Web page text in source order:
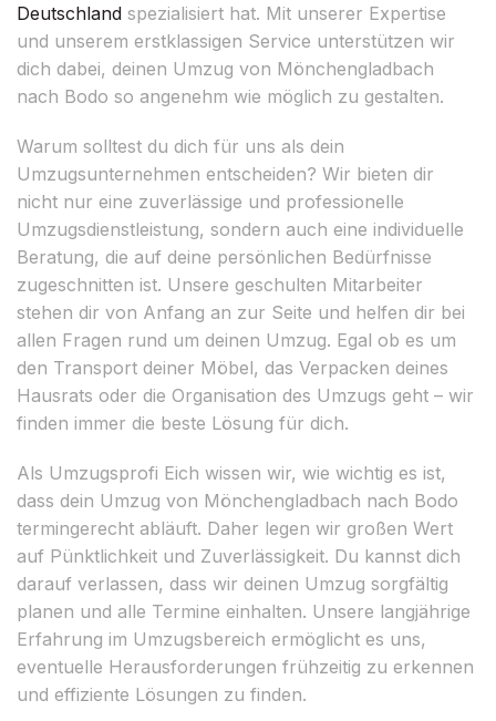
Deutschland spezialisiert hat. Mit unserer Expertise
und unserem erstklassigen Service unterstützen wir
dich dabei, deinen Umzug von Mönchengladbach
nach Bodo so angenehm wie möglich zu gestalten.
Warum solltest du dich für uns als dein
Umzugsunternehmen entscheiden? Wir bieten dir
nicht nur eine zuverlässige und professionelle
Umzugsdienstleistung, sondern auch eine individuelle
Beratung, die auf deine persönlichen Bedürfnisse
zugeschnitten ist. Unsere geschulten Mitarbeiter
stehen dir von Anfang an zur Seite und helfen dir bei
allen Fragen rund um deinen Umzug. Egal ob es um
den Transport deiner Möbel, das Verpacken deines
Hausrats oder die Organisation des Umzugs geht – wir
finden immer die beste Lösung für dich.
Als Umzugsprofi Eich wissen wir, wie wichtig es ist,
dass dein Umzug von Mönchengladbach nach Bodo
termingerecht abläuft. Daher legen wir großen Wert
auf Pünktlichkeit und Zuverlässigkeit. Du kannst dich
darauf verlassen, dass wir deinen Umzug sorgfältig
planen und alle Termine einhalten. Unsere langjährige
Erfahrung im Umzugsbereich ermöglicht es uns,
eventuelle Herausforderungen frühzeitig zu erkennen
und effiziente Lösungen zu finden.